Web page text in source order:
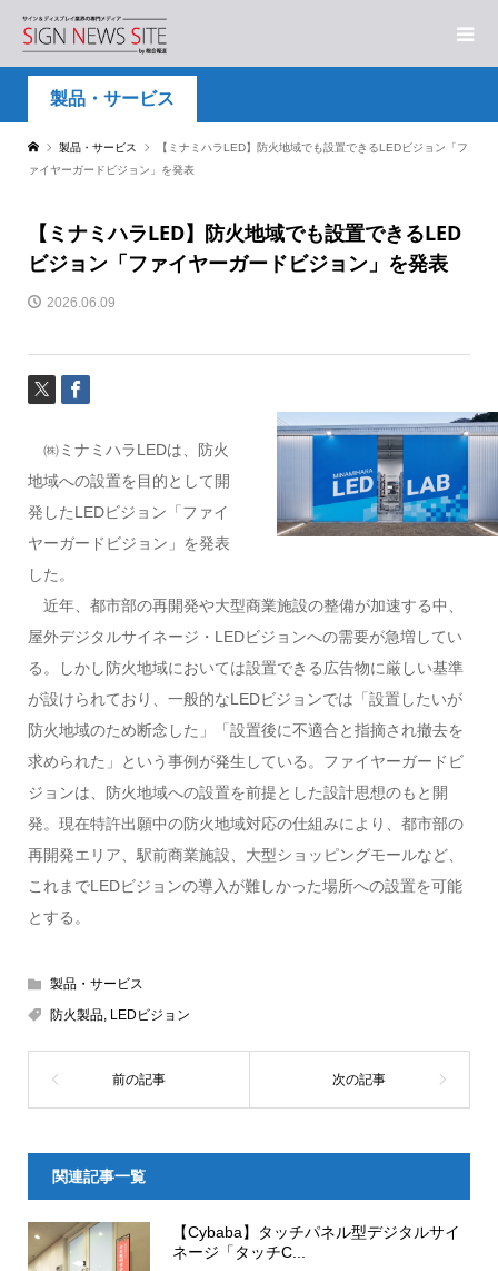
製品・サービス
製品・サービス
【ミナミハラLED】防火地域でも設置できるLEDビジョン「フ
ァイヤーガードビジョン」を発表
【ミナミハラLED】防火地域でも設置できるLED
ビジョン「ファイヤーガードビジョン」を発表
2026.06.09
㈱ミナミハラLEDは、防火
地域への設置を目的として開
発したLEDビジョン「ファイ
ヤーガードビジョン」を発表
した。
近年、都市部の再開発や大型商業施設の整備が加速する中、
屋外デジタルサイネージ・LEDビジョンへの需要が急増してい
る。しかし防火地域においては設置できる広告物に厳しい基準
が設けられており、一般的なLEDビジョンでは「設置したいが
防火地域のため断念した」「設置後に不適合と指摘され撤去を
求められた」という事例が発生している。ファイヤーガードビ
ジョンは、防火地域への設置を前提とした設計思想のもと開
発。現在特許出願中の防火地域対応の仕組みにより、都市部の
再開発エリア、駅前商業施設、大型ショッピングモールなど、
これまでLEDビジョンの導入が難しかった場所への設置を可能
とする。
製品・サービス
防火製品, LEDビジョン
関連記事一覧
【Cybaba】タッチパネル型デジタルサイ
ネージ「タッチC...